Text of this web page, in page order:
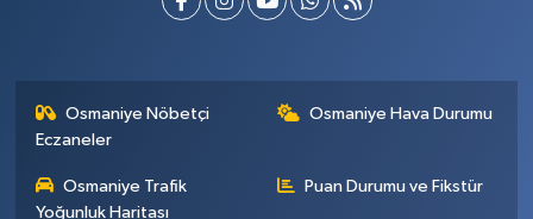
Osmaniye Nöbetçi
Eczaneler
Osmaniye Hava Durumu
Osmaniye Trafik
Yoğunluk Haritası
Puan Durumu ve Fikstür